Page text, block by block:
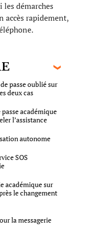
les démarches
accès rapidement,
passe oublié sur
deux cas
académique
l’assistance
autonome
SOS
académique sur
le changement
la messagerie